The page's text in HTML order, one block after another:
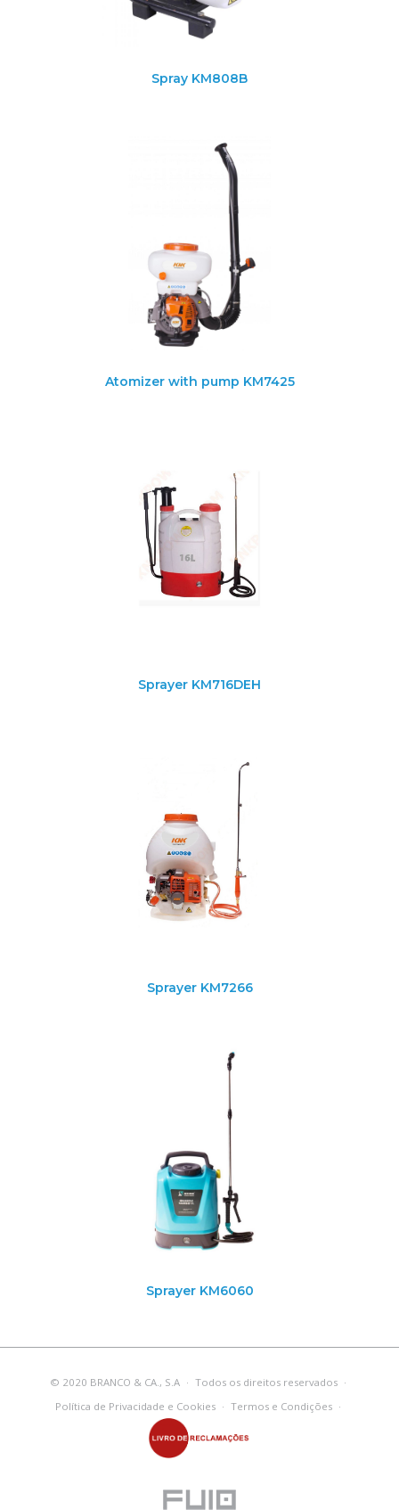
Spray KM808B
Atomizer with pump KM7425
Sprayer KM716DEH
Sprayer KM7266
Sprayer KM6060
© 2020 BRANCO & CA., S.A · Todos os direitos reservados ·
Política de Privacidade e Cookies · Termos e Condições ·